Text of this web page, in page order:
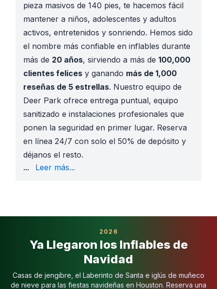
pieza masivos de 140 pies, te hacemos fácil
mantener a niños, adolescentes y adultos
activos, entretenidos y sonriendo. Hemos sido
el nombre más confiable en inflables durante
más de 20 años, sirviendo a más de 100,000
clientes felices y ganando más de 1,000
reseñas de 5 estrellas. Nuestro equipo de
Deer Park ofrece entrega puntual, equipo
sanitizado e instalaciones profesionales que
ponen la seguridad en primer lugar. Reserva
en línea 24/7 con solo el 50% de depósito y
déjanos el resto.
catálogo completo aquí:
: Muchos modelos se pueden
Carreras Temáticas: ElObstáculo Spider-Man de
Zonas de Juego para Niños Pequeños
Grandes Desafíos: Hazlo grande con elCurso
Éxitos de Temporada: ElLaberinto Casa
... Leer más...
2026
Ya Llegaron los Inflables de
Navidad
Casas de jengibre, el Laberinto de Santa e iglús de muñeco
de nieve para las fiestas navideñas en Houston. Reserva una